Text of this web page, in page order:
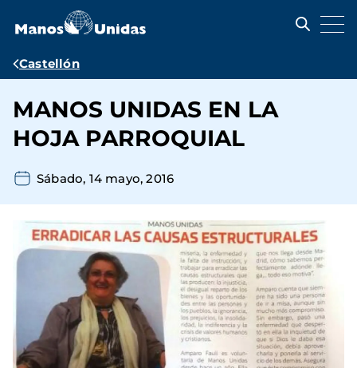
contenido
Ruta
navegación
Castellón
MANOS UNIDAS EN LA
HOJA PARROQUIAL
Sábado, 14 mayo, 2016